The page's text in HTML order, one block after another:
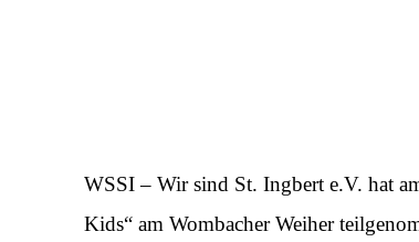
WSSI – Wir sind St. Ingbert e.V. hat
Kids“ am Wombacher Weiher